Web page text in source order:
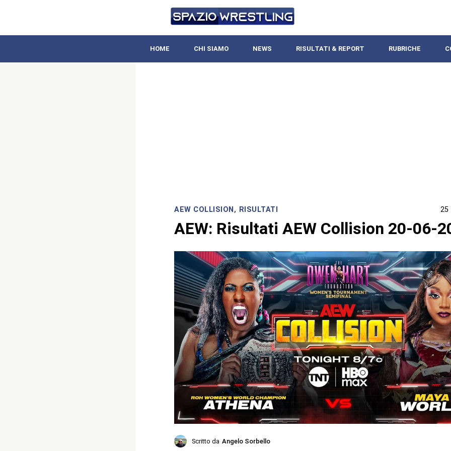
HOME CHI SIAMO NEWS RISULTATI & REPORT RUBRICHE
AEW COLLISION, RISULTATI 25
AEW: Risultati AEW Collision 20-06-
Scritto da Angelo Sorbello